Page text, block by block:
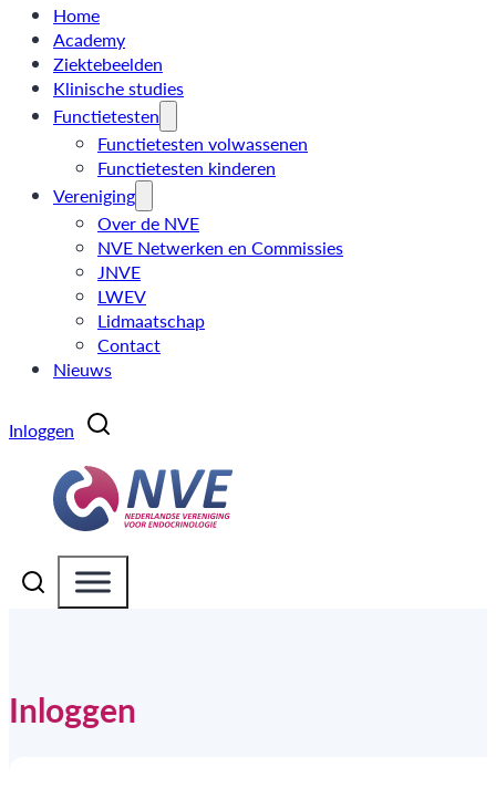
Home
Academy
Ziektebeelden
Klinische studies
Functietesten
Functietesten volwassenen
Functietesten kinderen
Vereniging
Over de NVE
NVE Netwerken en Commissies
JNVE
LWEV
Lidmaatschap
Contact
Nieuws
Inloggen
Inloggen